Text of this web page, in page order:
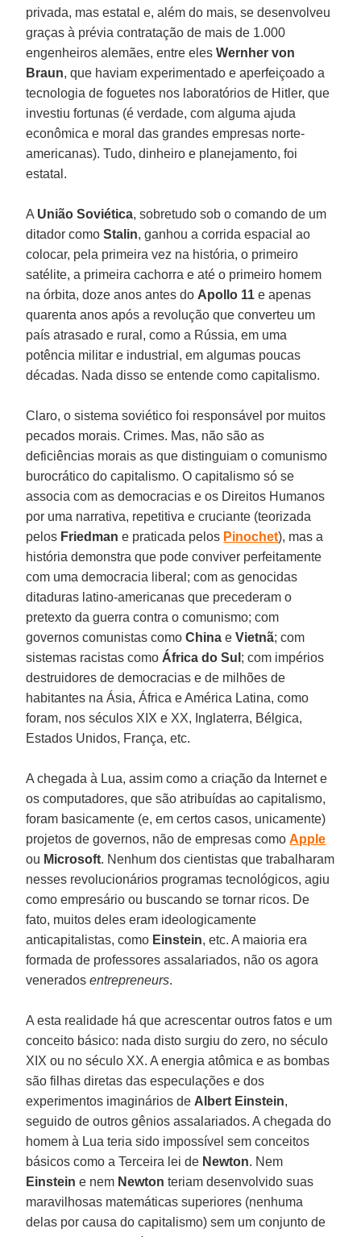
privada, mas estatal e, além do mais, se desenvolveu
graças à prévia contratação de mais de 1.000
engenheiros alemães, entre elesWernher von
Braun, que haviam experimentado e aperfeiçoado a
tecnologia de foguetes nos laboratórios de Hitler, que
investiu fortunas (é verdade, com alguma ajuda
econômica e moral das grandes empresas norte-
americanas). Tudo, dinheiro e planejamento, foi
estatal.
A União Soviética, sobretudo sob o comando de um
ditador comoStalin, ganhou a corrida espacial ao
colocar, pela primeira vez na história, o primeiro
satélite, a primeira cachorra e até o primeiro homem
na órbita, doze anos antes do Apollo 11 e apenas
quarenta anos após a revolução que converteu um
país atrasado e rural, como a Rússia, em uma
potência militar e industrial, em algumas poucas
décadas. Nada disso se entende como capitalismo.
Claro, o sistema soviético foi responsável por muitos
pecados morais. Crimes. Mas, não são as
deficiências morais as que distinguiam o comunismo
burocrático do capitalismo. O capitalismo só se
associa com as democracias e os Direitos Humanos
por uma narrativa, repetitiva e cruciante (teorizada
pelos Friedman e praticada pelos Pinochet), mas a
história demonstra que pode conviver perfeitamente
com uma democracia liberal; com as genocidas
ditaduras latino-americanas que precederam o
pretexto da guerra contra o comunismo; com
governos comunistas comoChina eVietnã; com
sistemas racistas como África do Sul ; com impérios
destruidores de democracias e de milhões de
habitantes na Ásia, África e América Latina, como
foram, nos séculos XIX e XX, Inglaterra, Bélgica,
Estados Unidos, França, etc.
A chegada à Lua, assim como a criação da Internet e
os computadores, que são atribuídas ao capitalismo,
foram basicamente (e, em certos casos, unicamente)
projetos de governos, não de empresas comoApple
ou Microsoft. Nenhum dos cientistas que trabalharam
nesses revolucionários programas tecnológicos, agiu
como empresário ou buscando se tornar ricos. De
fato, muitos deles eram ideologicamente
anticapitalistas, como Einstein, etc. A maioria era
formada de professores assalariados, não os agora
veneradosentrepreneurs.
A esta realidade há que acrescentar outros fatos e um
conceito básico: nada disto surgiu do zero, no século
XIX ou no século XX. A energia atômica e as bombas
são filhas diretas das especulações e dos
experimentos imaginários de Albert Einstein,
seguido de outros gênios assalariados. A chegada do
homem à Lua teria sido impossível sem conceitos
básicos como a Terceira lei de Newton. Nem
Einstein e nem Newton teriam desenvolvido suas
maravilhosas matemáticas superiores (nenhuma
delas por causa do capitalismo) sem um conjunto de